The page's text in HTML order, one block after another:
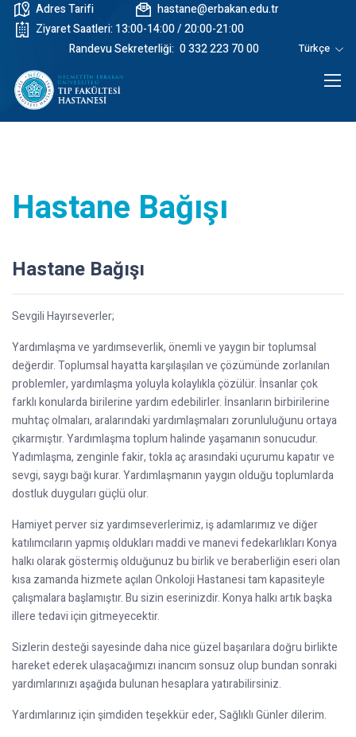
Adres Tarifi
hastane@erbakan.edu.tr
Ziyaret Saatleri: 13:00-14:00 / 20:00-21:00
Randevu Sekreterliği: 0 332 223 70 00 Türkçe
Hastane Bağışı
Hastane Bağışı
Sevgili Hayırseverler;
Yardımlaşma ve yardımseverlik, önemli ve yaygın bir toplumsal
değerdir. Toplumsal hayatta karşılaşılan ve çözümünde zorlanılan
problemler, yardımlaşma yoluyla kolaylıkla çözülür. İnsanlar çok
farklı konularda birilerine yardım edebilirler. İnsanların birbirilerine
muhtaç olmaları, aralarındaki yardımlaşmaları zorunluluğunu ortaya
çıkarmıştır. Yardımlaşma toplum halinde yaşamanın sonucudur.
Yadımlaşma, zenginle fakir, tokla aç arasındaki uçurumu kapatır ve
sevgi, saygı bağı kurar. Yardımlaşmanın yaygın olduğu toplumlarda
dostluk duyguları güçlü olur.
Hamiyet perver siz yardımseverlerimiz, iş adamlarımız ve diğer
katılımcıların yapmış oldukları maddi ve manevi fedekarlıkları Konya
halkı olarak göstermiş olduğunuz bu birlik ve beraberliğin eseri olan
kısa zamanda hizmete açılan Onkoloji Hastanesi tam kapasiteyle
çalışmalara başlamıştır. Bu sizin eserinizdir. Konya halkı artık başka
illere tedavi için gitmeyecektir.
Sizlerin desteği sayesinde daha nice güzel başarılara doğru birlikte
hareket ederek ulaşacağımızı inancım sonsuz olup bundan sonraki
yardımlarınızı aşağıda bulunan hesaplara yatırabilirsiniz.
Yardımlarınız için şimdiden teşekkür eder, Sağlıklı Günler dilerim.